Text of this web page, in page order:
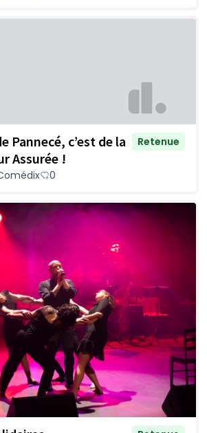
Pannecé, c’est de la
Assurée !
Retenue
0